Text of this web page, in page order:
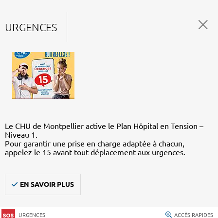
URGENCES
Le CHU de Montpellier active le Plan Hôpital en Tension –
Niveau 1.
Pour garantir une prise en charge adaptée à chacun,
appelez le 15 avant tout déplacement aux urgences.
EN SAVOIR PLUS
URGENCES ACCÈS RAPIDES